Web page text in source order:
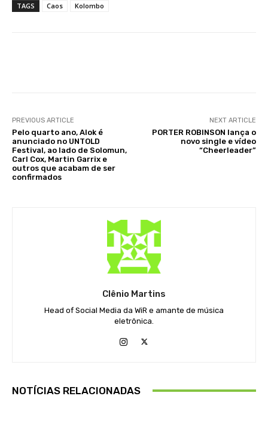
TAGS Caos Kolombo
PREVIOUS ARTICLE
Pelo quarto ano, Alok é
anunciado no UNTOLD
Festival, ao lado de Solomun,
Carl Cox, Martin Garrix e
outros que acabam de ser
confirmados
NEXT ARTICLE
PORTER ROBINSON lança o
novo single e vídeo
“Cheerleader”
Clênio Martins
Head of Social Media da WiR e amante de música
eletrônica.
NOTÍCIAS RELACIONADAS